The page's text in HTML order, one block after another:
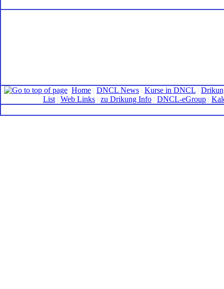
Home | DNCL News | Kurse in DNCL |
List | Web Links | zu Drikung Info | DNCL-eGroup |